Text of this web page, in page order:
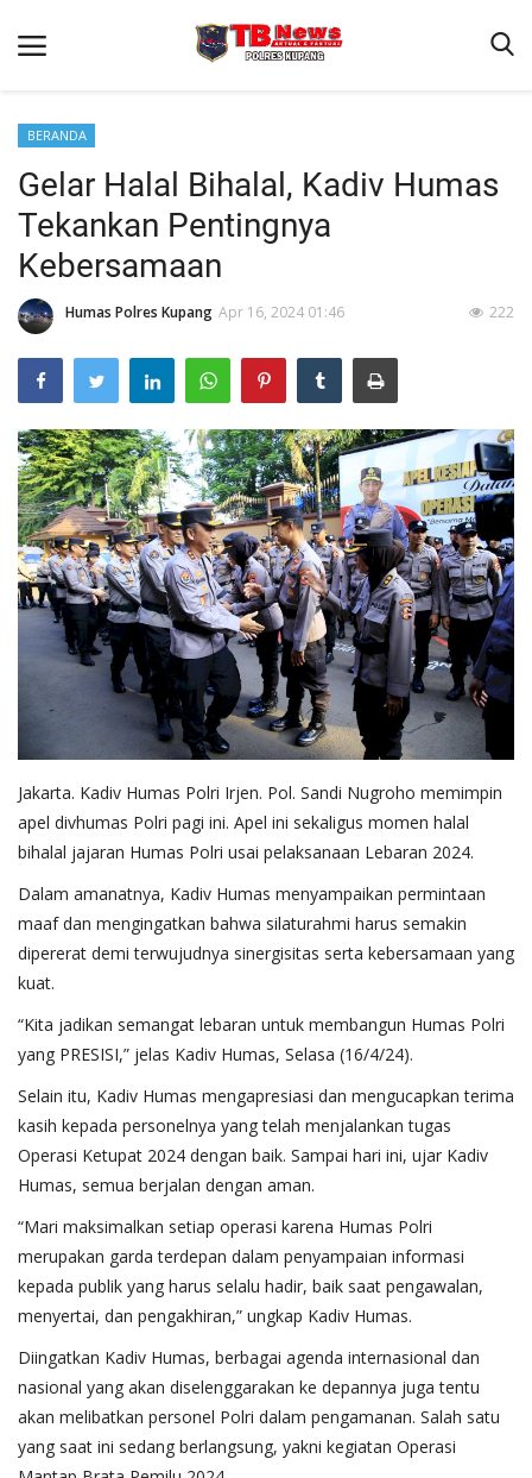
Beranda
Terms & Conditions
Reskrim
Binkam
Giat Ops
Lantas
Jurnal Kamtibmas
Satwil
BERANDA
Gelar Halal Bihalal, Kadiv Humas
Tekankan Pentingnya
Kebersamaan
Humas Polres Kupang Apr 16, 2024 01:46 222
Jakarta. Kadiv Humas Polri Irjen. Pol. Sandi Nugroho memimpin
apel divhumas Polri pagi ini. Apel ini sekaligus momen halal
bihalal jajaran Humas Polri usai pelaksanaan Lebaran 2024.
Dalam amanatnya, Kadiv Humas menyampaikan permintaan
maaf dan mengingatkan bahwa silaturahmi harus semakin
dipererat demi terwujudnya sinergisitas serta kebersamaan yang
kuat.
“Kita jadikan semangat lebaran untuk membangun Humas Polri
yang PRESISI,” jelas Kadiv Humas, Selasa (16/4/24).
Selain itu, Kadiv Humas mengapresiasi dan mengucapkan terima
kasih kepada personelnya yang telah menjalankan tugas
Operasi Ketupat 2024 dengan baik. Sampai hari ini, ujar Kadiv
Humas, semua berjalan dengan aman.
“Mari maksimalkan setiap operasi karena Humas Polri
merupakan garda terdepan dalam penyampaian informasi
kepada publik yang harus selalu hadir, baik saat pengawalan,
menyertai, dan pengakhiran,” ungkap Kadiv Humas.
Diingatkan Kadiv Humas, berbagai agenda internasional dan
nasional yang akan diselenggarakan ke depannya juga tentu
akan melibatkan personel Polri dalam pengamanan. Salah satu
yang saat ini sedang berlangsung, yakni kegiatan Operasi